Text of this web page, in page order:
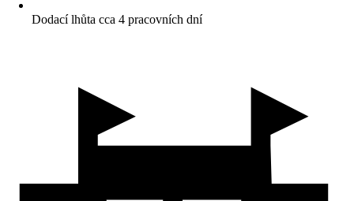
Dodací lhůta cca 4 pracovních dní